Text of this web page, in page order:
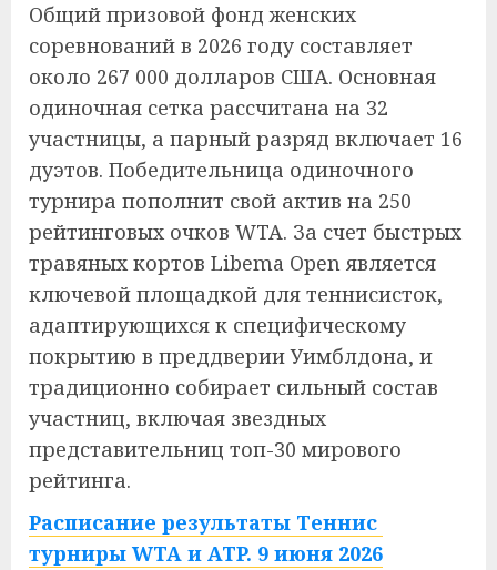
Общий призовой фонд женских
соревнований в 2026 году составляет
около 267 000 долларов США. Основная
одиночная сетка рассчитана на 32
участницы, а парный разряд включает 16
дуэтов. Победительница одиночного
турнира пополнит свой актив на 250
рейтинговых очков WTA. За счет быстрых
травяных кортов Libema Open является
ключевой площадкой для теннисисток,
адаптирующихся к специфическому
покрытию в преддверии Уимблдона, и
традиционно собирает сильный состав
участниц, включая звездных
представительниц топ-30 мирового
рейтинга.
Расписание результаты Теннис
турниры WTA и ATP. 9 июня 2026